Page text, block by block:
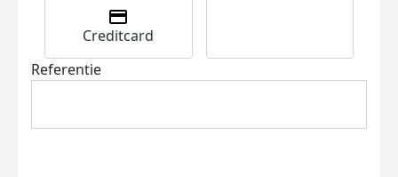
Creditcard
Referentie